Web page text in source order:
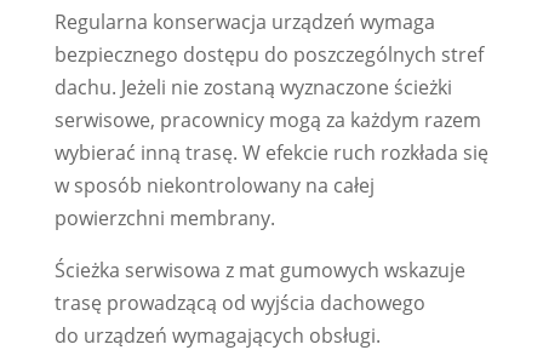
Regularna konserwacja urządzeń wymaga
bezpiecznego dostępu do poszczególnych stref
dachu. Jeżeli nie zostaną wyznaczone ścieżki
serwisowe, pracownicy mogą za każdym razem
wybierać inną trasę. W efekcie ruch rozkłada się
w sposób niekontrolowany na całej
powierzchni membrany.
Ścieżka serwisowa z mat gumowych wskazuje
trasę prowadzącą od wyjścia dachowego
do urządzeń wymagających obsługi.